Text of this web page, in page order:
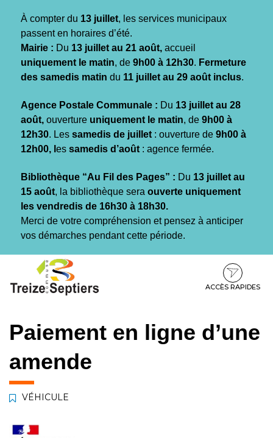
À compter du 13 juillet, les services municipaux
passent en horaires d’été.
Mairie : Du 13 juillet au 21 août, accueil
uniquement le matin, de 9h00 à 12h30. Fermeture
des samedis matin du 11 juillet au 29 août inclus.
Agence Postale Communale : Du 13 juillet au 28
août, ouverture uniquement le matin, de 9h00 à
12h30. Les samedis de juillet : ouverture de 9h00 à
12h00, l es samedis d’août : agence fermée.
Bibliothèque “Au Fil des Pages” : Du 13 juillet au
15 août, la bibliothèque sera ouverte uniquement
les vendredis de 16h30 à 18h30.
Merci de votre compréhension et pensez à anticiper
vos démarches pendant cette période.
contenu
pied
ACCÈS RAPIDES
Paiement en ligne d’une
amende
VÉHICULE